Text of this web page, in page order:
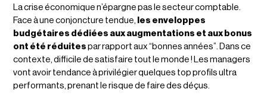
La crise économique n’épargne pas le secteur comptable.
Face à une conjoncture tendue, les enveloppes
budgétaires dédiées aux augmentations et aux bonus
ont été réduitespar rapport aux “bonnes années”. Dans ce
contexte, difficile de satisfaire tout le monde ! Les managers
vont avoir tendance à privilégier quelques top profils ultra
performants, prenant le risque de faire des déçus.